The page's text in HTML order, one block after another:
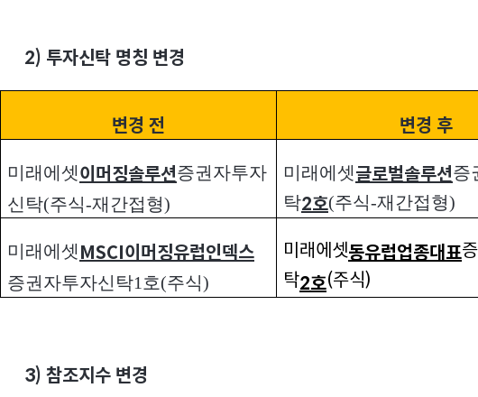
2) 투자신탁 명칭 변경
변경 전 변경 후
미래에셋이머징솔루션증권자투자
신탁(주식-재간접형)
미래에셋글로벌솔루션증
탁2호(주식-재간접형)
미래에셋 MSCI이머징유럽인덱스
증권자투자신탁1호(주식)
미래에셋동유럽업종대표
탁2호(주식)
3) 참조지수 변경